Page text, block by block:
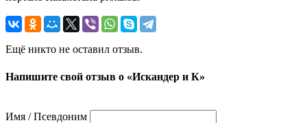
Ещё никто не оставил отзыв.
Напишите свой отзыв о «Искандер и К»
Имя / Псевдоним